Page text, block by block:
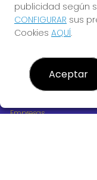
¿Quiénes somos?
Comprar lotería
Resultados
Empresas
publicidad según
CONFIGURAR sus
Cookies AQUÍ.
Aceptar